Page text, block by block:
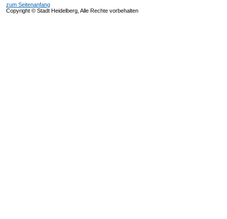
zum Seitenanfang
Copyright © Stadt Heidelberg, Alle Rechte vorbehalten